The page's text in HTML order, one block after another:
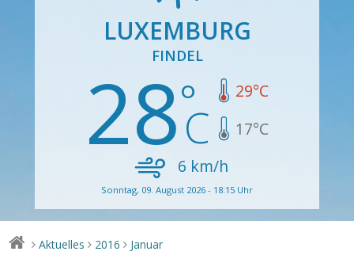
LUXEMBURG
FINDEL
28 29°C
17°C
6 km/h
Sonntag, 09. August 2026 - 18:15 Uhr
> Aktuelles > 2016 > Januar